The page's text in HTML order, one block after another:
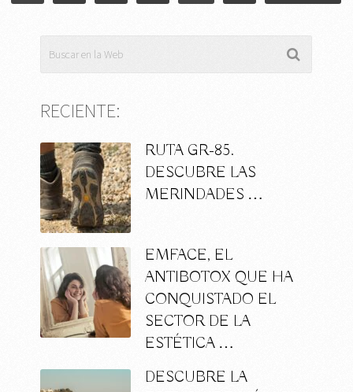
RECIENTE:
RUTA GR-85.
DESCUBRE LAS
MERINDADES …
EMFACE, EL
ANTIBOTOX QUE HA
CONQUISTADO EL
SECTOR DE LA
ESTÉTICA …
DESCUBRE LA